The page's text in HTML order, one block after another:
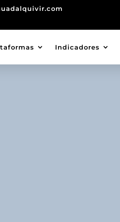
Indicadores